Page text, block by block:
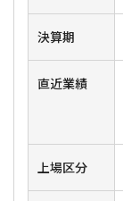
決算期
直近業績
上場区分